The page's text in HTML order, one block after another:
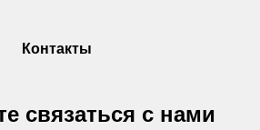
Контакты
связаться с нами